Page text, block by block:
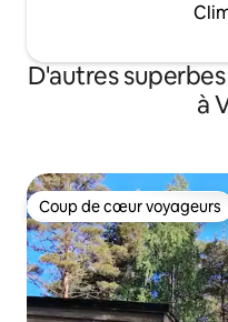
D'autres
à
Coup de cœur voyageurs
Coup de cœur voyageurs